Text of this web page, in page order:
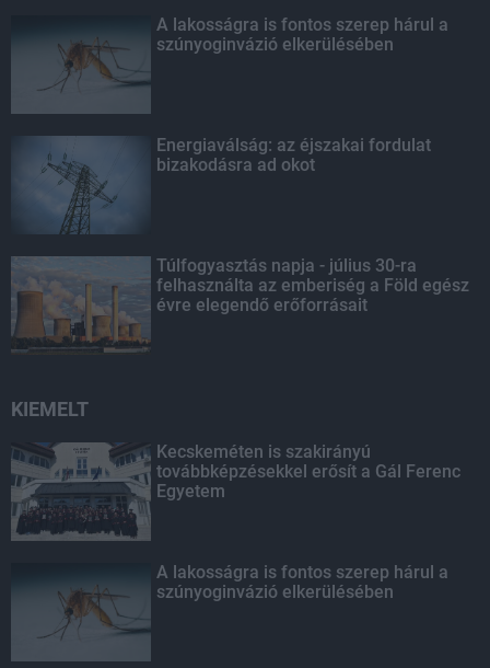
A lakosságra is fontos szerep hárul a
szúnyoginvázió elkerülésében
Energiaválság: az éjszakai fordulat
bizakodásra ad okot
Túlfogyasztás napja - július 30-ra
felhasználta az emberiség a Föld egész
évre elegendő erőforrásait
KIEMELT
Kecskeméten is szakirányú
továbbképzésekkel erősít a Gál Ferenc
Egyetem
A lakosságra is fontos szerep hárul a
szúnyoginvázió elkerülésében